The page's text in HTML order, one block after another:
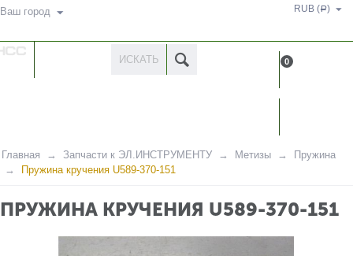
Ваш город RUB (Р)
0
Главная Запчасти к ЭЛ.ИНСТРУМЕНТУ Метизы
Пружина
Пружина кручения U589-370-151
ПРУЖИНА КРУЧЕНИЯ U589-370-151